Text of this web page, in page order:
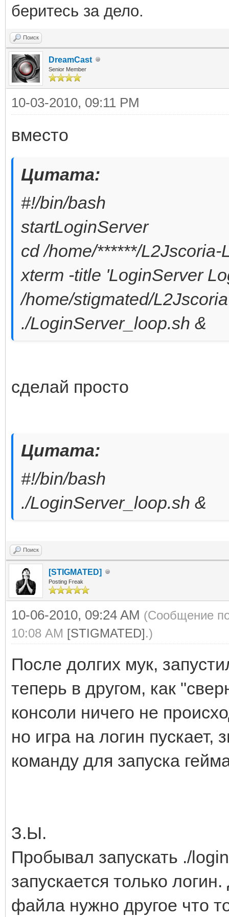
беритесь за дело.
Поиск
DreamCast
Senior Member
10-03-2010, 09:11 PM
вместо
Цитата:
#!/bin/bash
startLoginServer
cd /home/******/L2Jscoria-
xterm -title 'LoginServer
/home/stigmated/
./LoginServer_loop.sh &
сделай просто
Цитата:
#!/bin/bash
./LoginServer_loop.sh &
Поиск
[STIGMATED]
Posting Freak
10-06-2010, 09:24 AM (Сообщение
10:08 AM [STIGMATED].)
После долгих мук,
теперь в другом, как
консоли ничего не
но игра на логин пускает,
команду для запуска
З.Ы.
Пробывал запускать ./
запускается только
файла нужно другое что